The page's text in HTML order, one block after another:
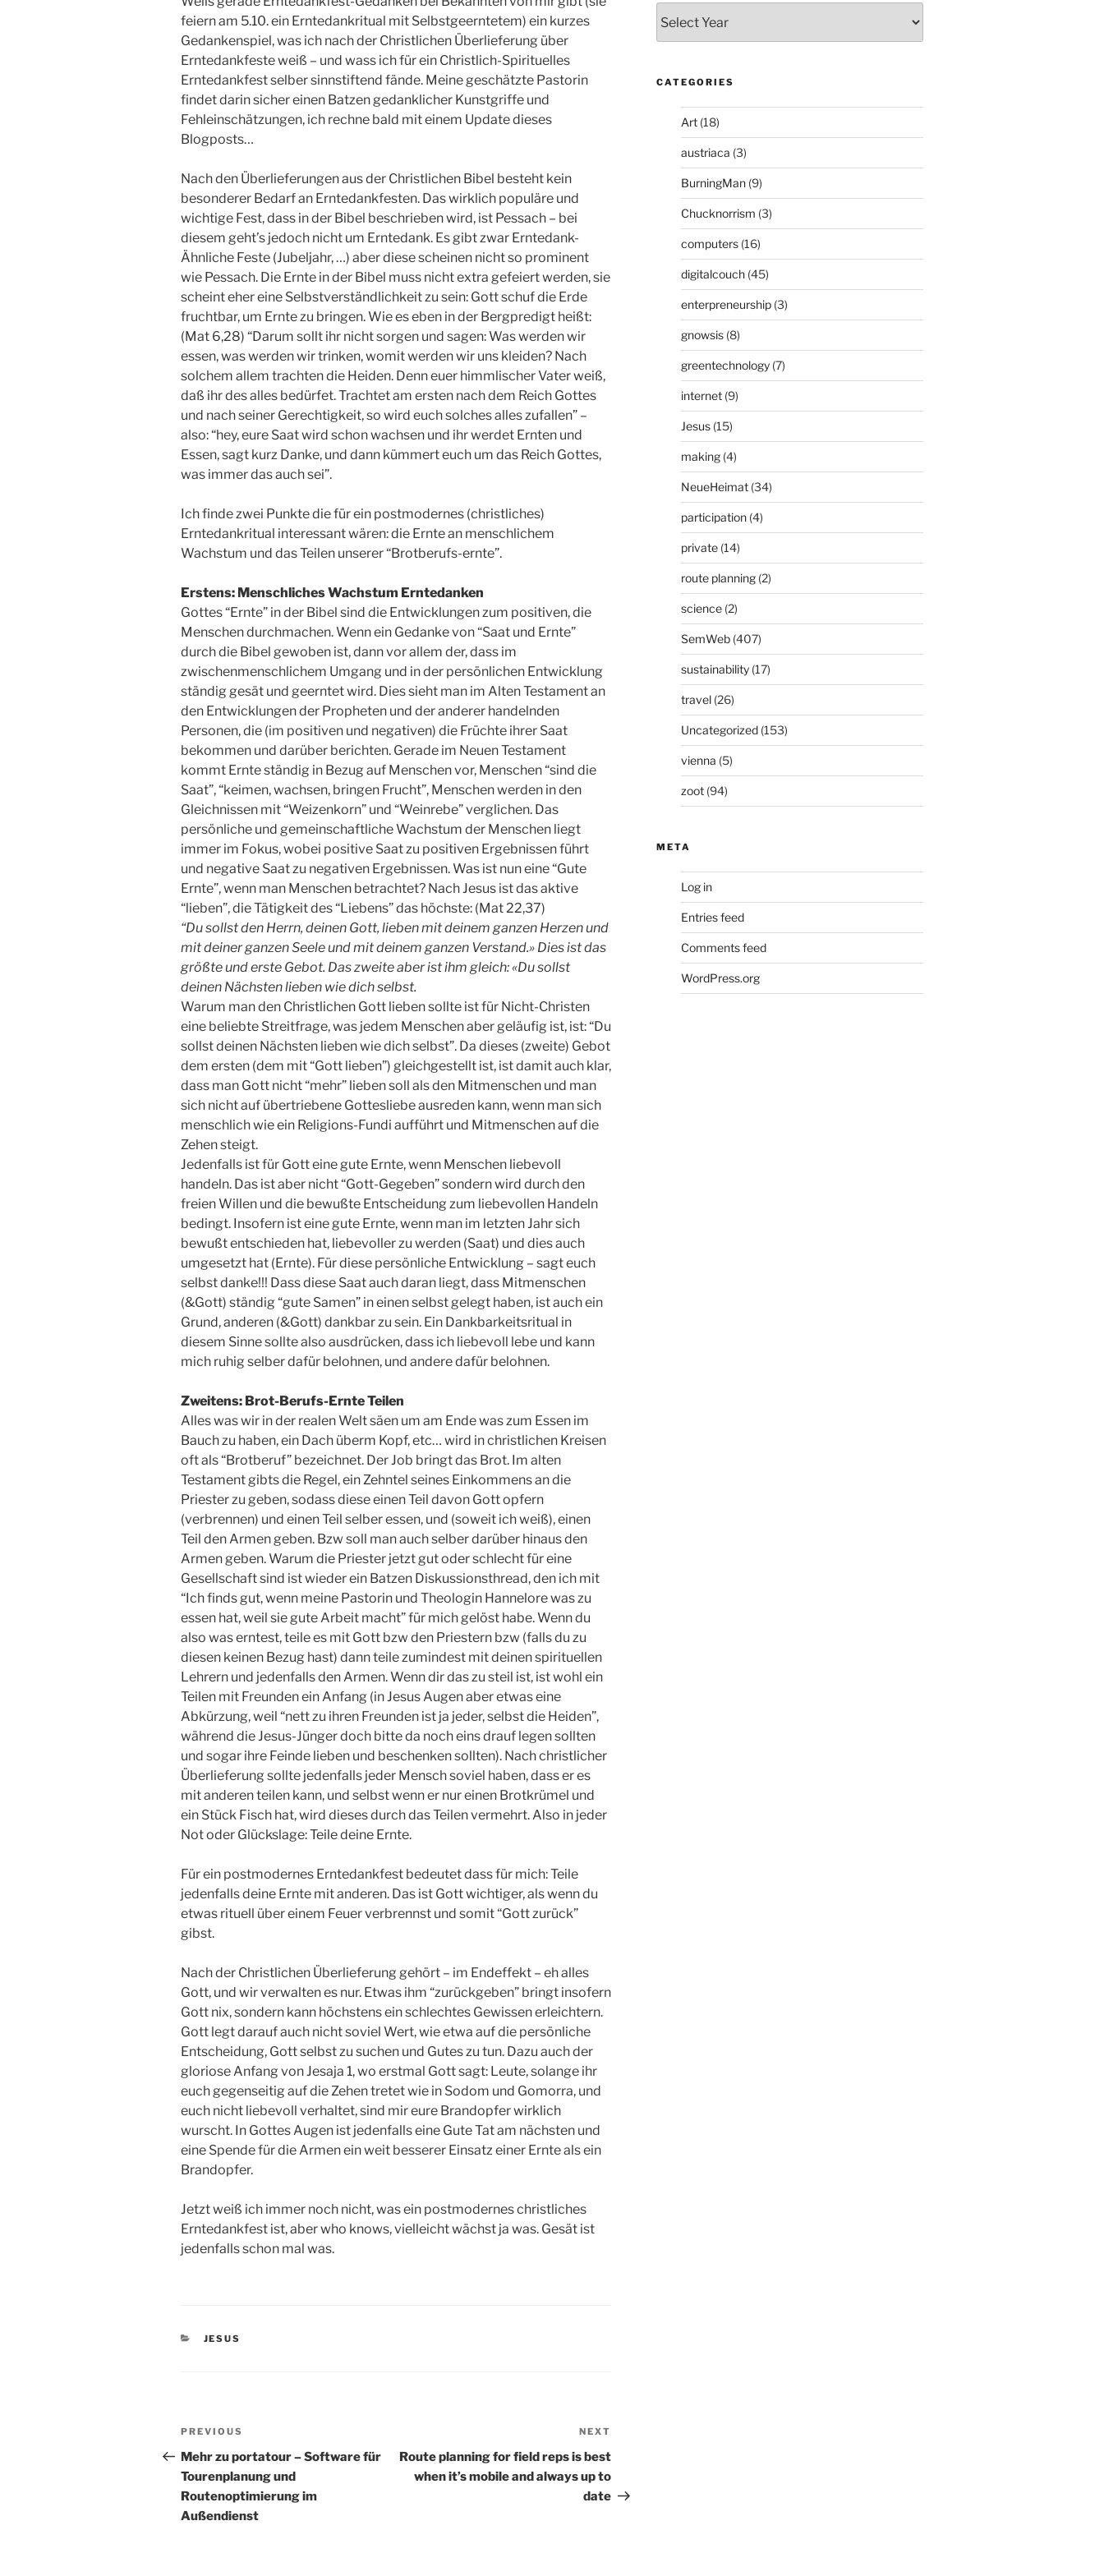
feiern am 5.10. ein Erntedankritual mit Selbstgeerntetem) ein kurzes
Gedankenspiel, was ich nach der Christlichen Überlieferung über
Erntedankfeste weiß – und wass ich für ein Christlich-Spirituelles
Erntedankfest selber sinnstiftend fände. Meine geschätzte Pastorin
findet darin sicher einen Batzen gedanklicher Kunstgriffe und
Fehleinschätzungen, ich rechne bald mit einem Update dieses
Blogposts…
Nach den Überlieferungen aus der Christlichen Bibel besteht kein
besonderer Bedarf an Erntedankfesten. Das wirklich populäre und
wichtige Fest, dass in der Bibel beschrieben wird, ist Pessach – bei
diesem geht’s jedoch nicht um Erntedank. Es gibt zwar Erntedank-
Ähnliche Feste (Jubeljahr, …) aber diese scheinen nicht so prominent
wie Pessach. Die Ernte in der Bibel muss nicht extra gefeiert werden, sie
scheint eher eine Selbstverständlichkeit zu sein: Gott schuf die Erde
fruchtbar, um Ernte zu bringen. Wie es eben in der Bergpredigt heißt:
(Mat 6,28) “Darum sollt ihr nicht sorgen und sagen: Was werden wir
essen, was werden wir trinken, womit werden wir uns kleiden? Nach
solchem allem trachten die Heiden. Denn euer himmlischer Vater weiß,
daß ihr des alles bedürfet. Trachtet am ersten nach dem Reich Gottes
und nach seiner Gerechtigkeit, so wird euch solches alles zufallen” –
also: “hey, eure Saat wird schon wachsen und ihr werdet Ernten und
Essen, sagt kurz Danke, und dann kümmert euch um das Reich Gottes,
was immer das auch sei”.
Ich finde zwei Punkte die für ein postmodernes (christliches)
Erntedankritual interessant wären: die Ernte an menschlichem
Wachstum und das Teilen unserer “Brotberufs-ernte”.
Erstens: Menschliches Wachstum Erntedanken
Gottes “Ernte” in der Bibel sind die Entwicklungen zum positiven, die
Menschen durchmachen. Wenn ein Gedanke von “Saat und Ernte”
durch die Bibel gewoben ist, dann vor allem der, dass im
zwischenmenschlichem Umgang und in der persönlichen Entwicklung
ständig gesät und geerntet wird. Dies sieht man im Alten Testament an
den Entwicklungen der Propheten und der anderer handelnden
Personen, die (im positiven und negativen) die Früchte ihrer Saat
bekommen und darüber berichten. Gerade im Neuen Testament
kommt Ernte ständig in Bezug auf Menschen vor, Menschen “sind die
Saat”, “keimen, wachsen, bringen Frucht”, Menschen werden in den
Gleichnissen mit “Weizenkorn” und “Weinrebe” verglichen. Das
persönliche und gemeinschaftliche Wachstum der Menschen liegt
immer im Fokus, wobei positive Saat zu positiven Ergebnissen führt
und negative Saat zu negativen Ergebnissen. Was ist nun eine “Gute
Ernte”, wenn man Menschen betrachtet? Nach Jesus ist das aktive
“lieben”, die Tätigkeit des “Liebens” das höchste: (Mat 22,37)
“Du sollst den Herrn, deinen Gott, lieben mit deinem ganzen Herzen und
mit deiner ganzen Seele und mit deinem ganzen Verstand.» Dies ist das
größte und erste Gebot. Das zweite aber ist ihm gleich: «Du sollst
deinen Nächsten lieben wie dich selbst.
Warum man den Christlichen Gott lieben sollte ist für Nicht-Christen
eine beliebte Streitfrage, was jedem Menschen aber geläufig ist, ist: “Du
sollst deinen Nächsten lieben wie dich selbst”. Da dieses (zweite) Gebot
dem ersten (dem mit “Gott lieben”) gleichgestellt ist, ist damit auch klar,
dass man Gott nicht “mehr” lieben soll als den Mitmenschen und man
sich nicht auf übertriebene Gottesliebe ausreden kann, wenn man sich
menschlich wie ein Religions-Fundi aufführt und Mitmenschen auf die
Zehen steigt.
Jedenfalls ist für Gott eine gute Ernte, wenn Menschen liebevoll
handeln. Das ist aber nicht “Gott-Gegeben” sondern wird durch den
freien Willen und die bewußte Entscheidung zum liebevollen Handeln
bedingt. Insofern ist eine gute Ernte, wenn man im letzten Jahr sich
bewußt entschieden hat, liebevoller zu werden (Saat) und dies auch
umgesetzt hat (Ernte). Für diese persönliche Entwicklung – sagt euch
selbst danke!!! Dass diese Saat auch daran liegt, dass Mitmenschen
(&Gott) ständig “gute Samen” in einen selbst gelegt haben, ist auch ein
Grund, anderen (&Gott) dankbar zu sein. Ein Dankbarkeitsritual in
diesem Sinne sollte also ausdrücken, dass ich liebevoll lebe und kann
mich ruhig selber dafür belohnen, und andere dafür belohnen.
Zweitens: Brot-Berufs-Ernte Teilen
Alles was wir in der realen Welt säen um am Ende was zum Essen im
Bauch zu haben, ein Dach überm Kopf, etc… wird in christlichen Kreisen
oft als “Brotberuf” bezeichnet. Der Job bringt das Brot. Im alten
Testament gibts die Regel, ein Zehntel seines Einkommens an die
Priester zu geben, sodass diese einen Teil davon Gott opfern
(verbrennen) und einen Teil selber essen, und (soweit ich weiß), einen
Teil den Armen geben. Bzw soll man auch selber darüber hinaus den
Armen geben. Warum die Priester jetzt gut oder schlecht für eine
Gesellschaft sind ist wieder ein Batzen Diskussionsthread, den ich mit
“Ich finds gut, wenn meine Pastorin und Theologin Hannelore was zu
essen hat, weil sie gute Arbeit macht” für mich gelöst habe. Wenn du
also was erntest, teile es mit Gott bzw den Priestern bzw (falls du zu
diesen keinen Bezug hast) dann teile zumindest mit deinen spirituellen
Lehrern und jedenfalls den Armen. Wenn dir das zu steil ist, ist wohl ein
Teilen mit Freunden ein Anfang (in Jesus Augen aber etwas eine
Abkürzung, weil “nett zu ihren Freunden ist ja jeder, selbst die Heiden”,
während die Jesus-Jünger doch bitte da noch eins drauf legen sollten
und sogar ihre Feinde lieben und beschenken sollten). Nach christlicher
Überlieferung sollte jedenfalls jeder Mensch soviel haben, dass er es
mit anderen teilen kann, und selbst wenn er nur einen Brotkrümel und
ein Stück Fisch hat, wird dieses durch das Teilen vermehrt. Also in jeder
Not oder Glückslage: Teile deine Ernte.
Für ein postmodernes Erntedankfest bedeutet dass für mich: Teile
jedenfalls deine Ernte mit anderen. Das ist Gott wichtiger, als wenn du
etwas rituell über einem Feuer verbrennst und somit “Gott zurück”
gibst.
Nach der Christlichen Überlieferung gehört – im Endeffekt – eh alles
Gott, und wir verwalten es nur. Etwas ihm “zurückgeben” bringt insofern
Gott nix, sondern kann höchstens ein schlechtes Gewissen erleichtern.
Gott legt darauf auch nicht soviel Wert, wie etwa auf die persönliche
Entscheidung, Gott selbst zu suchen und Gutes zu tun. Dazu auch der
gloriose Anfang von Jesaja 1, wo erstmal Gott sagt: Leute, solange ihr
euch gegenseitig auf die Zehen tretet wie in Sodom und Gomorra, und
euch nicht liebevoll verhaltet, sind mir eure Brandopfer wirklich
wurscht. In Gottes Augen ist jedenfalls eine Gute Tat am nächsten und
eine Spende für die Armen ein weit besserer Einsatz einer Ernte als ein
Brandopfer.
Jetzt weiß ich immer noch nicht, was ein postmodernes christliches
Erntedankfest ist, aber who knows, vielleicht wächst ja was. Gesät ist
jedenfalls schon mal was.
CATEGORIES
JESUS
Post
navigation
Previous
Post
PREVIOUS
Mehr zu portatour – Software für
Tourenplanung und
Routenoptimierung im
Außendienst
Post
NEXT
Route planning for field reps is best
when it’s mobile and always up to
date
CATEGORIES
Art(18)
austriaca (3)
BurningMan(9)
Chucknorrism (3)
computers(16)
digitalcouch(45)
enterpreneurship(3)
gnowsis(8)
greentechnology(7)
internet(9)
Jesus(15)
making(4)
NeueHeimat(34)
participation(4)
private(14)
route planning(2)
science(2)
SemWeb(407)
sustainability(17)
travel(26)
Uncategorized(153)
vienna (5)
zoot(94)
META
Log in
Entries feed
Comments feed
WordPress.org